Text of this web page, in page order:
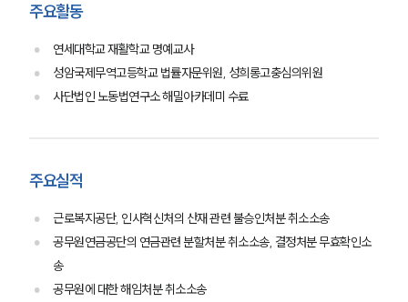
주요활동
연세대학교 재활학교 명예교사
성암국제무역고등학교 법률자문위원, 성희롱고충심의위원
사단법인 노동법연구소 해밀아카데미 수료
주요실적
근로복지공단, 인사혁신처의 산재 관련 불승인처분 취소소송
공무원연금공단의 연금관련 분할처분 취소소송, 결정처분 무효확인소
송
공무원에 대한 해임처분 취소소송